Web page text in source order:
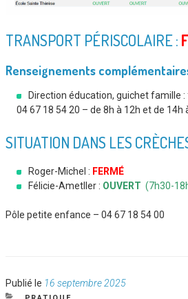
TRANSPORT PÉRISCOLAIRE :
Renseignements
Direction éducation, guichet famille
04 67 18 54 20 – de 8h à 12h et de 14h
SITUATION DANS LES
Roger-Michel : FERMÉ
Félicie-Ametller : OUVERT (7h30-
Pôle petite enfance – 04 67 18 54 00
Publié le Publié
16 septembre 2025
CATÉGORIES